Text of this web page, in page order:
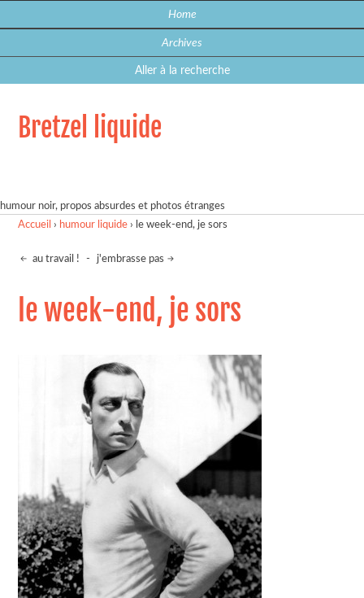
Home
Archives
Aller à la recherche
Bretzel liquide
humour noir, propos absurdes et photos étranges
Accueil › humour liquide › le week-end, je sors
au travail ! - j'embrasse pas
le week-end, je sors